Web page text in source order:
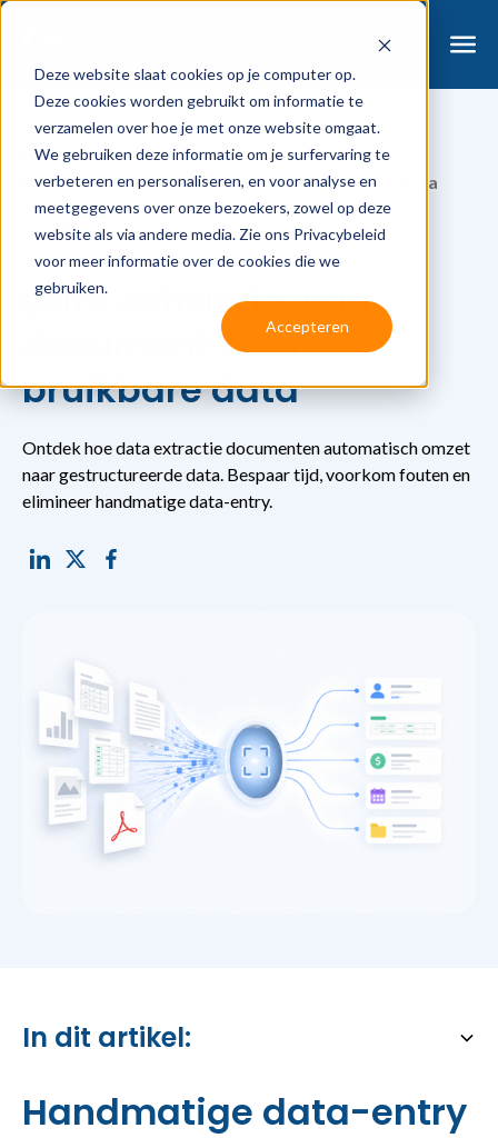
Deze website slaat cookies op je computer op.
Deze cookies worden gebruikt om informatie te
verzamelen over hoe je met onze website omgaat.
We gebruiken deze informatie om je surfervaring te
verbeteren en personaliseren, en voor analyse en
meetgegevens over onze bezoekers, zowel op deze
website als via andere media. Zie ons Privacybeleid
voor meer informatie over de cookies die we
gebruiken.
Accepteren
Blog
Data extractie: van document naar bruikbare data
ByJelle
June 15, 2026
Data extractie: van
document naar
bruikbare data
Ontdek hoe data extractie documenten automatisch omzet
naar gestructureerde data. Bespaar tijd, voorkom fouten en
elimineer handmatige data-entry.
In dit artikel:
Heading 2
Handmatige data-entry